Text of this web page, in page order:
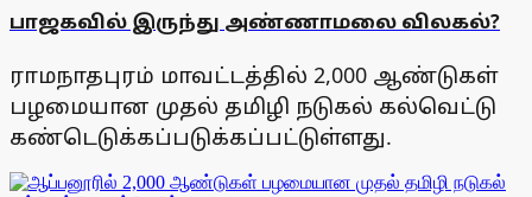
பாஜகவில் இருந்து அண்ணாமலை விலகல்?
ராமநாதபுரம் மாவட்டத்தில் 2,000 ஆண்டுகள்
பழமையான முதல் தமிழி நடுகல் கல்வெட்டு
கண்டெடுக்கப்படுக்கப்பட்டுள்ளது.